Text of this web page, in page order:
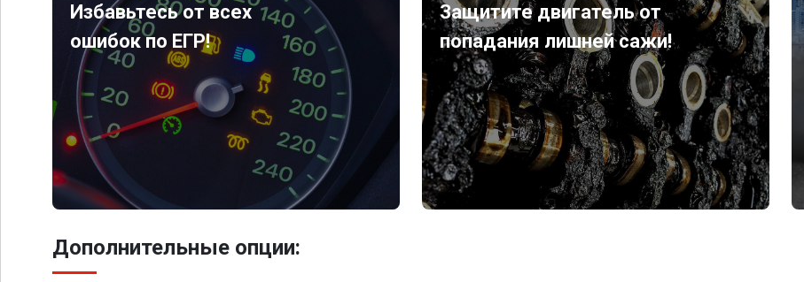
Избавьтесь от всех
ошибок по ЕГР!
Защитите двигатель от
попадания лишней сажи!
Дополнительные опции: